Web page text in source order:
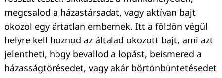
megcsalod a házastársadat, vagy aktívan bajt
okozol egy ártatlan embernek. Itt a földön végül
helyre kell hoznod az általad okozott bajt, ami azt
jelentheti, hogy bevallod a lopást, beismered a
házasságtörésedet, vagy akár börtönbüntetésedet